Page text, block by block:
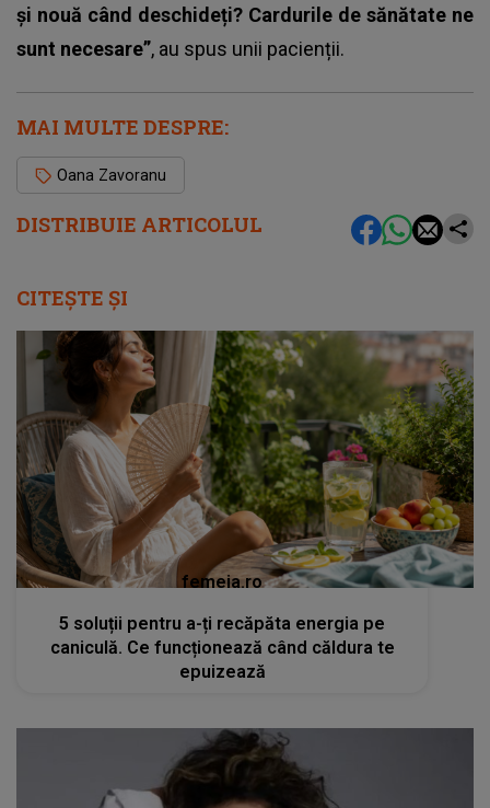
DISTRIBUIE ARTICOLUL
și nouă când deschideți? Cardurile de sănătate ne
sunt necesare”, au spus unii pacienții.
MAI MULTE DESPRE:
Oana Zavoranu
CITEȘTE ȘI
femeia.ro
5 soluții pentru a-ți recăpăta energia pe
caniculă. Ce funcționează când căldura te
epuizează